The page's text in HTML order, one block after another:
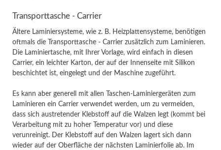
Transporttasche - Carrier
Ältere Laminiersysteme, wie z. B. Heizplattensysteme, benötigen
oftmals die Transporttasche - Carrier zusätzlich zum Laminieren.
Die Laminiertasche, mit Ihrer Vorlage, wird einfach in diesen
Carrier, ein leichter Karton, der auf der Innenseite mit Silikon
beschichtet ist, eingelegt und der Maschine zugeführt.
Es kann aber generell mit allen Taschen-Laminiergeräten zum
Laminieren ein Carrier verwendet werden, um zu vermeiden,
dass sich austretender Klebstoff auf die Walzen legt (kommt bei
Verarbeitung mit zu hoher Temperatur vor) und diese
verunreinigt. Der Klebstoff auf den Walzen lagert sich dann
wieder auf der Oberfläche der nächsten Laminierfolie ab. Im